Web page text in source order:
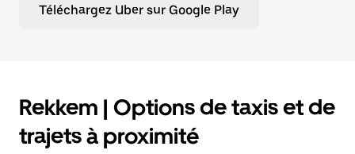
Téléchargez Uber sur Google Play
Rekkem | Options de taxis et de
trajets à proximité